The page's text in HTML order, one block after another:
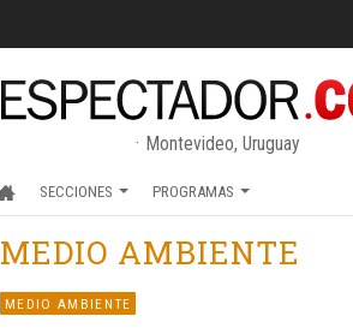
Montevideo, Uruguay
SECCIONES PROGRAMAS
MEDIO AMBIENTE
MEDIO AMBIENTE